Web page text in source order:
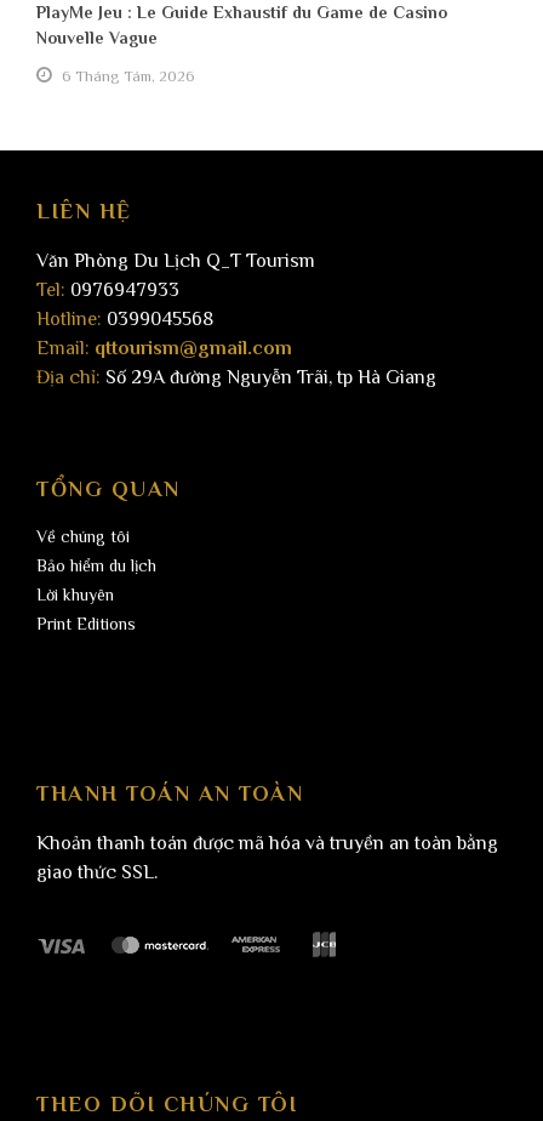
PlayMe Jeu : Le Guide Exhaustif du Game de Casino
Nouvelle Vague
6 Tháng Tám, 2026
LIÊN HỆ
Văn Phòng Du Lịch Q_T Tourism
Tel: 0976947933
Hotline: 0399045568
Email: qttourism@gmail.com
Địa chỉ: Số 29A đường Nguyễn Trãi, tp Hà Giang
TỔNG QUAN
Về chúng tôi
Bảo hiểm du lịch
Lời khuyên
Print Editions
THANH TOÁN AN TOÀN
Khoản thanh toán được mã hóa và truyền an toàn bằng
giao thức SSL.
THEO DÕI CHÚNG TÔI